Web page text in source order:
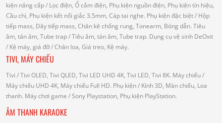
kiện nâng cấp/ Lọc điện, Ổ cắm điện, Phụ kiện nguồn điện, Phụ kiện tín hiệu,
Cầu chì, Phụ kiện kết nối giắc 3.5mm, Cáp tai nghe. Phụ kiện đặc biệt/ Hộp
tiếp mass, Dây tiếp mass, Chân kê chống rung, Tonearm, Bóng dẫn. Tiêu
âm, tán âm, Tube trap/ Tiêu âm, tán âm, Tube trap. Dụng cụ vệ sinh DeOxit
/ Kệ máy, giá đỡ/ Chân loa, Giá treo, Kệ máy.
TIVI, MÁY CHIẾU
Tivi / Tivi OLED, Tivi QLED, Tivi LED UHD 4K, Tivi LED, Tivi 8K. Máy chiếu/
Máy chiếu UHD 4K, Máy chiếu Full HD. Phụ kiện/ Kính 3D, Màn chiếu, Loa
thanh. Máy chơi game / Sony Playstation, Phụ kiện PlayStation.
ÂM THANH KARAOKE